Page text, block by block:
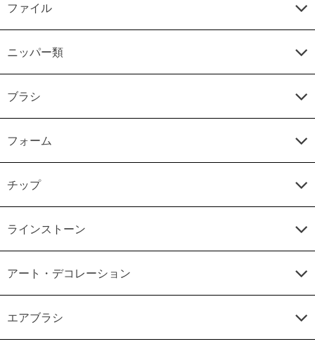
ファイル
ニッパー類
ブラシ
フォーム
チップ
ラインストーン
アート・デコレーション
エアブラシ